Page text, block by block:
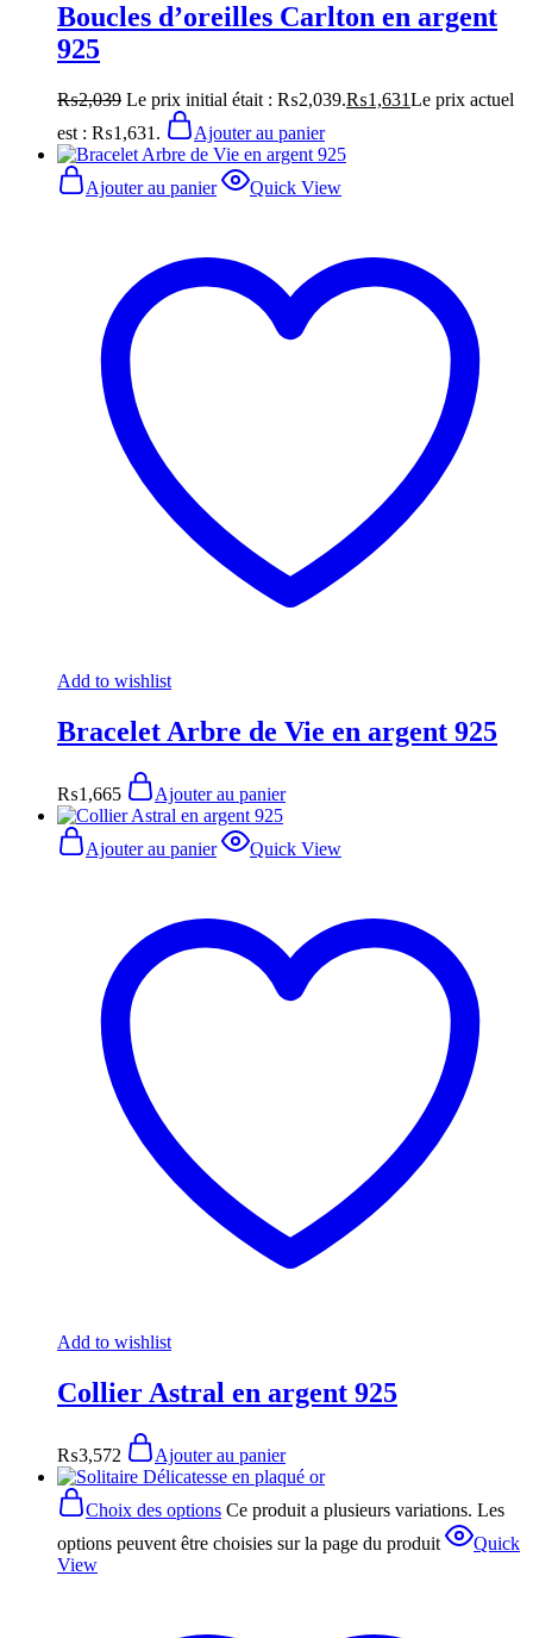
Boucles d’oreilles Carlton en argent
925
₨2,039 Le prix initial était : ₨2,039.₨1,631Le prix actuel
est : ₨1,631.
Ajouter au panier
Ajouter au panier Quick View
Add to wishlist
Bracelet Arbre de Vie en argent 925
₨1,665 Ajouter au panier
Ajouter au panier Quick View
Add to wishlist
Collier Astral en argent 925
₨3,572 Ajouter au panier
Choix des options Ce produit a plusieurs variations. Les
options peuvent être choisies sur la page du produit
Quick
View